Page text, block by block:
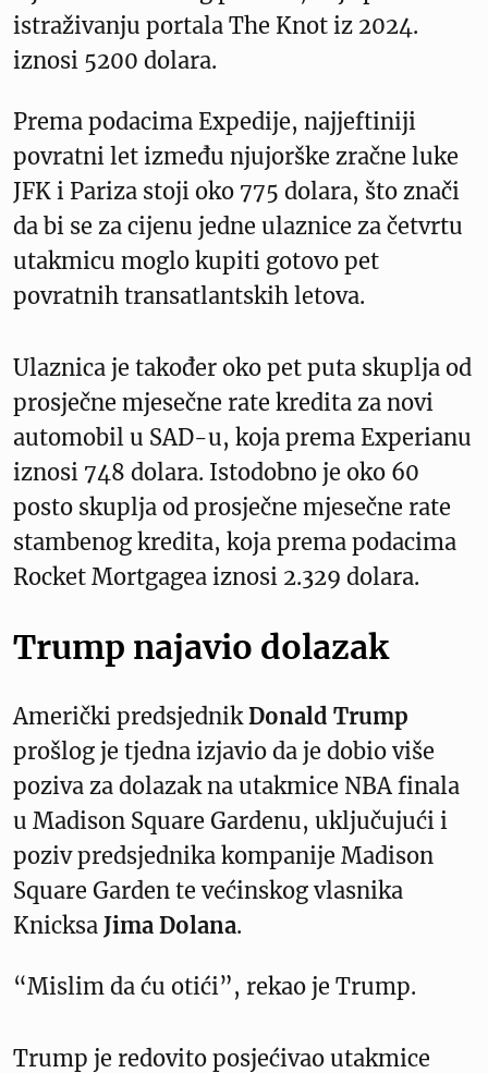
istraživanju portala The Knot iz 2024.
iznosi 5200 dolara.
Prema podacima Expedije, najjeftiniji
povratni let između njujorške zračne luke
JFK i Pariza stoji oko 775 dolara, što znači
da bi se za cijenu jedne ulaznice za četvrtu
utakmicu moglo kupiti gotovo pet
povratnih transatlantskih letova.
Ulaznica je također oko pet puta skuplja od
prosječne mjesečne rate kredita za novi
automobil u SAD-u, koja prema Experianu
iznosi 748 dolara. Istodobno je oko 60
posto skuplja od prosječne mjesečne rate
stambenog kredita, koja prema podacima
Rocket Mortgagea iznosi 2.329 dolara.
Trump najavio dolazak
Američki predsjednik Donald Trump
prošlog je tjedna izjavio da je dobio više
poziva za dolazak na utakmice NBA finala
u Madison Square Gardenu, uključujući i
poziv predsjednika kompanije Madison
Square Garden te većinskog vlasnika
Knicksa Jima Dolana.
“Mislim da ću otići”, rekao je Trump.
Trump je redovito posjećivao utakmice